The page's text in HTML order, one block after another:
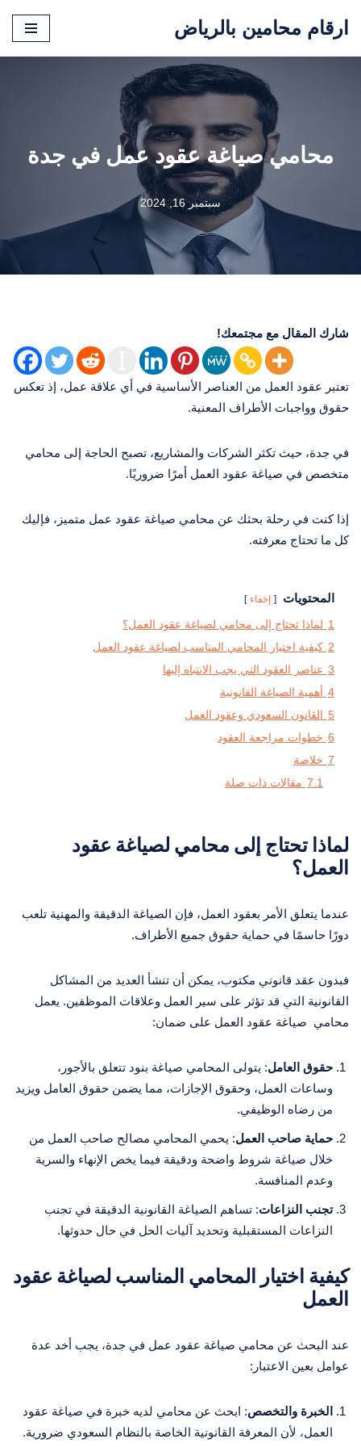
تخطى
ارقام محامين بالرياض
محامي صياغة عقود عمل في جدة
سبتمبر 16, 2024
شارك المقال مع مجتمعك!
تعتبر عقود العمل من العناصر الأساسية في أي علاقة عمل، إذ تعكس
حقوق وواجبات الأطراف المعنية.
في جدة، حيث تكثر الشركات والمشاريع، تصبح الحاجة إلى محامي
متخصص في صياغة عقود العمل أمرًا ضروريًا.
إذا كنت في رحلة بحثك عن محامي صياغة عقود عمل متميز، فإليك
كل ما تحتاج معرفته.
المحتويات إخفاء
1 لماذا تحتاج إلى محامي لصياغة عقود العمل؟
2 كيفية اختيار المحامي المناسب لصياغة عقود العمل
3 عناصر العقود التي يجب الانتباه إليها
4
أهمية الصياغة القانونية
5
القانون السعودي وعقود العمل
6 خطوات مراجعة العقود
7 خلاصة
7.1 مقالات ذات صلة
لماذا تحتاج إلى محامي لصياغة عقود
العمل؟
عندما يتعلق الأمر بعقود العمل، فإن الصياغة الدقيقة والمهنية تلعب
دورًا حاسمًا في حماية حقوق جميع الأطراف.
فبدون عقد قانوني مكتوب، يمكن أن تنشأ العديد من المشاكل
القانونية التي قد تؤثر على سير العمل وعلاقات الموظفين. يعمل
محامي صياغة عقود العمل على ضمان:
حقوق العامل: يتولى المحامي صياغة بنود تتعلق بالأجور،
وساعات العمل، وحقوق الإجازات، مما يضمن حقوق العامل ويزيد
من رضاه الوظيفي.
حماية صاحب العمل: يحمي المحامي مصالح صاحب العمل من
خلال صياغة شروط واضحة ودقيقة فيما يخص الإنهاء والسرية
وعدم المنافسة.
تجنب النزاعات: تساهم الصياغة القانونية الدقيقة في تجنب
النزاعات المستقبلية وتحديد آليات الحل في حال حدوثها.
كيفية اختيار المحامي المناسب لصياغة عقود
العمل
عند البحث عن محامي صياغة عقود عمل في جدة، يجب أخد عدة
عوامل بعين الاعتبار:
الخبرة والتخصص: ابحث عن محامي لديه خبرة في صياغة عقود
العمل، لأن المعرفة القانونية الخاصة بالنظام السعودي ضرورية.